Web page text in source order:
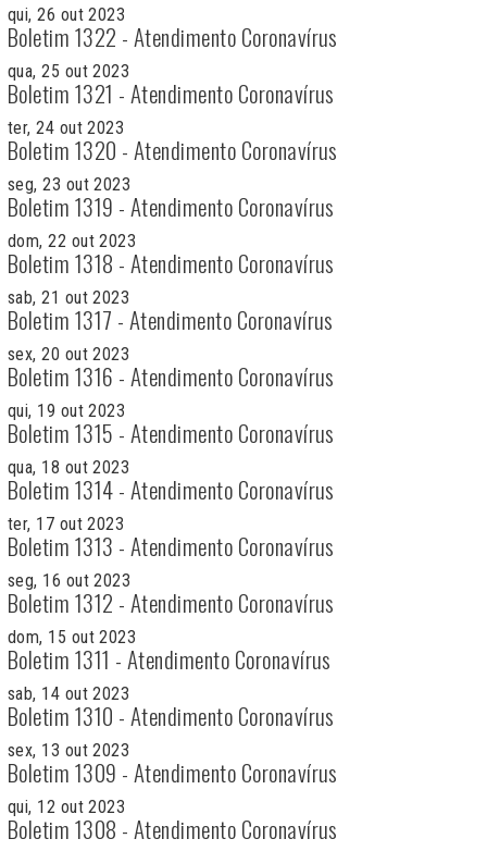
qui, 26 out 2023
Boletim 1322 - Atendimento Coronavírus
qua, 25 out 2023
Boletim 1321 - Atendimento Coronavírus
ter, 24 out 2023
Boletim 1320 - Atendimento Coronavírus
seg, 23 out 2023
Boletim 1319 - Atendimento Coronavírus
dom, 22 out 2023
Boletim 1318 - Atendimento Coronavírus
sab, 21 out 2023
Boletim 1317 - Atendimento Coronavírus
sex, 20 out 2023
Boletim 1316 - Atendimento Coronavírus
qui, 19 out 2023
Boletim 1315 - Atendimento Coronavírus
qua, 18 out 2023
Boletim 1314 - Atendimento Coronavírus
ter, 17 out 2023
Boletim 1313 - Atendimento Coronavírus
seg, 16 out 2023
Boletim 1312 - Atendimento Coronavírus
dom, 15 out 2023
Boletim 1311 - Atendimento Coronavírus
sab, 14 out 2023
Boletim 1310 - Atendimento Coronavírus
sex, 13 out 2023
Boletim 1309 - Atendimento Coronavírus
qui, 12 out 2023
Boletim 1308 - Atendimento Coronavírus